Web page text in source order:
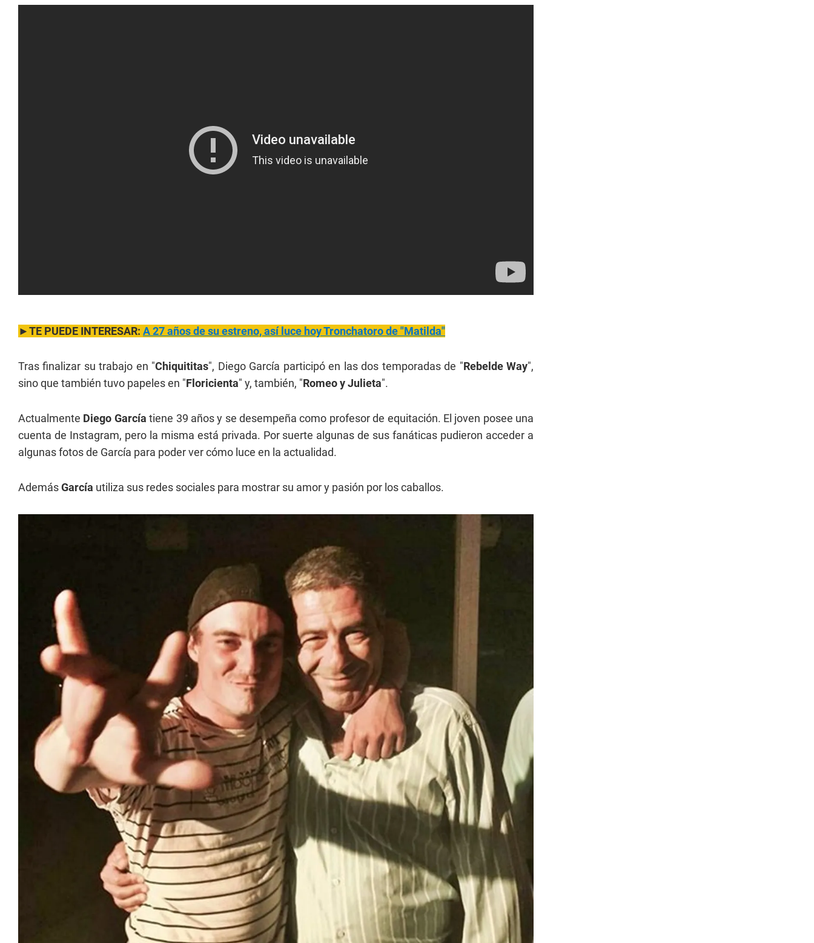
►TE PUEDE INTERESAR: A 27 años de su estreno, así luce hoy Tronchatoro de "Matilda"
Tras finalizar su trabajo en "Chiquititas", Diego García participó en las dos temporadas de "Rebelde Way",
sino que también tuvo papeles en "Floricienta" y, también, "Romeo y Julieta".
Actualmente Diego García tiene 39 años y se desempeña como profesor de equitación. El joven posee una
cuenta de Instagram, pero la misma está privada. Por suerte algunas de sus fanáticas pudieron acceder a
algunas fotos de García para poder ver cómo luce en la actualidad.
AdemásGarcía utiliza sus redes sociales para mostrar su amor y pasión por los caballos.